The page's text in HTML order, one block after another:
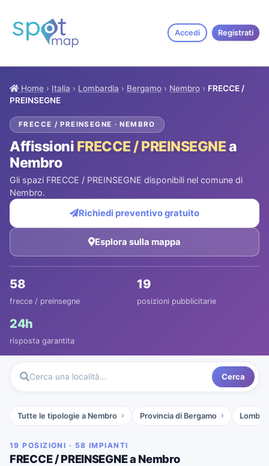
Accedi Registrati
Home › Italia › Lombardia › Bergamo › Nembro › FRECCE /
PREINSEGNE
FRECCE / PREINSEGNE · NEMBRO
Affissioni FRECCE / PREINSEGNEa
Nembro
Gli spazi FRECCE / PREINSEGNE disponibili nel comune di
Nembro.
Richiedi preventivo gratuito
Esplora sulla mappa
58
frecce / preinsegne
19
posizioni pubblicitarie
24h
risposta garantita
Cerca una località… Cerca
Tutte le tipologie a Nembro Provincia di Bergamo
19 POSIZIONI · 58 IMPIANTI
FRECCE / PREINSEGNE a Nembro